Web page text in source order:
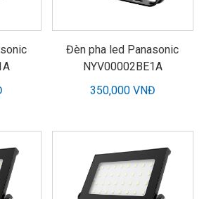
Đèn pha led Panasonic
NYV00002BE1A
350,000 VNĐ